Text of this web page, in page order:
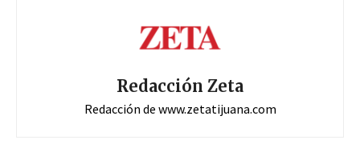
Redacción Zeta
Redacción de www.zetatijuana.com